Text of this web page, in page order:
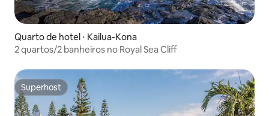
Quarto de hotel ⋅ Kailua-Kona
2 quartos/2 banheiros no Royal Sea Cliff
Superhost
Superhost